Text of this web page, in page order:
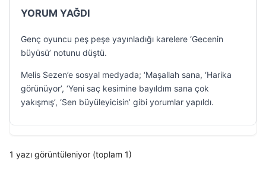
YORUM YAĞDI
Genç oyuncu peş peşe yayınladığı karelere ‘Gecenin
büyüsü’ notunu düştü.
Melis Sezen’e sosyal medyada; ‘Maşallah sana, ‘Harika
görünüyor’, ‘Yeni saç kesimine bayıldım sana çok
yakışmış’, ‘Sen büyüleyicisin’ gibi yorumlar yapıldı.
1 yazı görüntüleniyor (toplam 1)